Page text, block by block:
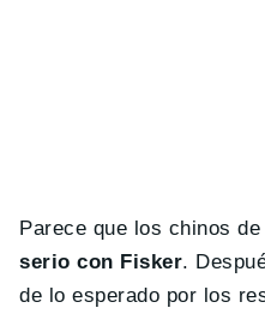
Parece que los chinos de
serio con Fisker.
de lo esperado por los